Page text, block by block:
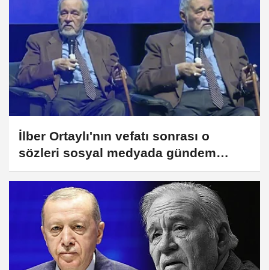
İlber Ortaylı'nın vefatı sonrası o
sözleri sosyal medyada gündem
oldu: 'Hayat çok kısa'